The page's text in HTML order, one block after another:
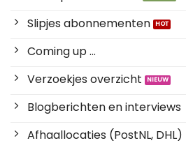
Slipjes abonnementen
Coming up ...
Verzoekjes overzicht
Blogberichten en interviews
Afhaallocaties (PostNL, DHL)